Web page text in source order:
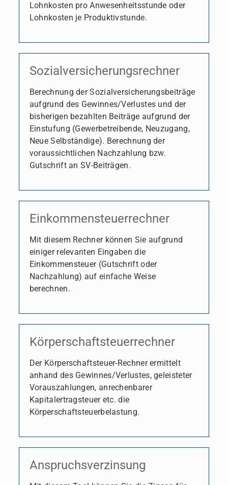
Lohnkosten pro Anwesenheitsstunde oder
Lohnkosten je Produktivstunde.
Sozialversicherungsrechner
Berechnung der Sozialversicherungsbeiträge
aufgrund des Gewinnes/Verlustes und der
bisherigen bezahlten Beiträge aufgrund der
Einstufung (Gewerbetreibende, Neuzugang,
Neue Selbständige). Berechnung der
voraussichtlichen Nachzahlung bzw.
Gutschrift an SV-Beiträgen.
Einkommensteuerrechner
Mit diesem Rechner können Sie aufgrund
einiger relevanten Eingaben die
Einkommensteuer (Gutschrift oder
Nachzahlung) auf einfache Weise
berechnen.
Körperschaftsteuerrechner
Der Körperschaftsteuer-Rechner ermittelt
anhand des Gewinnes/Verlustes, geleisteter
Vorauszahlungen, anrechenbarer
Kapitalertragsteuer etc. die
Körperschaftsteuerbelastung.
Anspruchsverzinsung